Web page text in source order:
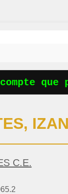
que
IZAN
C.E.